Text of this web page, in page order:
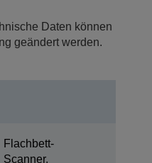
Daten können
geändert werden.
Flachbett-
Scanner,